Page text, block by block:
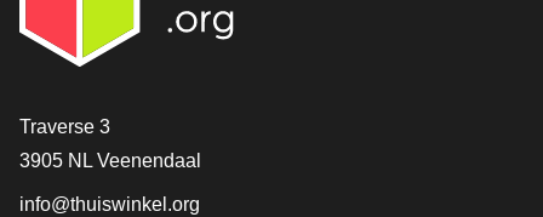
[_General:Contact]
Traverse 3
3905 NL Veenendaal
info@thuiswinkel.org